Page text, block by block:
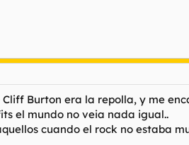
Cliff Burton era la repolla, y me
el mundo no veia nada igual..
cuando el rock no estaba